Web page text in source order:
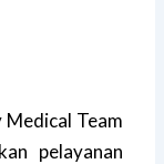
Medical Team
pelayanan